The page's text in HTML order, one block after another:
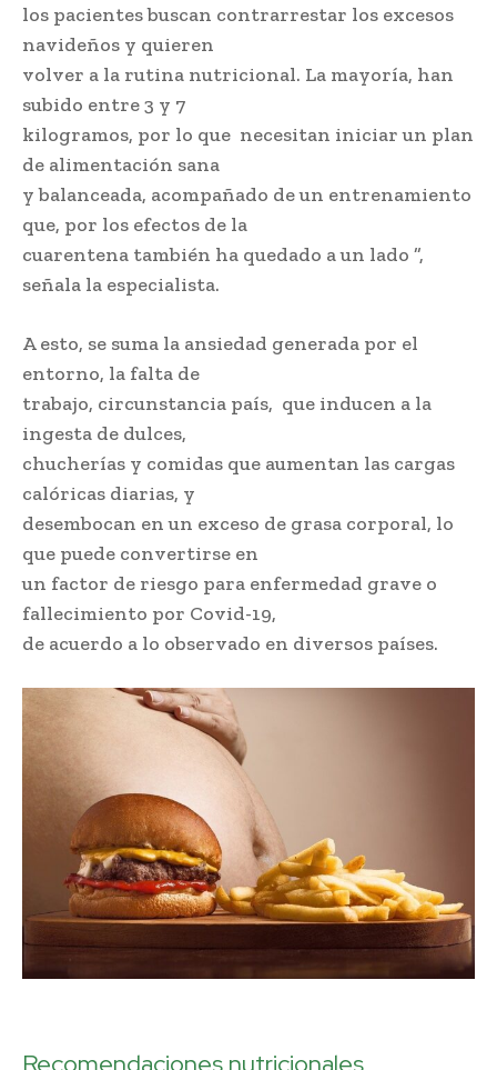
los pacientes buscan contrarrestar los excesos
navideños y quieren
volver a la rutina nutricional. La mayoría, han
subido entre 3 y 7
kilogramos, por lo que necesitan iniciar un plan
de alimentación sana
y balanceada, acompañado de un entrenamiento
que, por los efectos de la
cuarentena también ha quedado a un lado ”,
señala la especialista.
A esto, se suma la ansiedad generada por el
entorno, la falta de
trabajo, circunstancia país, que inducen a la
ingesta de dulces,
chucherías y comidas que aumentan las cargas
calóricas diarias, y
desembocan en un exceso de grasa corporal, lo
que puede convertirse en
un factor de riesgo para enfermedad grave o
fallecimiento por Covid-19,
de acuerdo a lo observado en diversos países.